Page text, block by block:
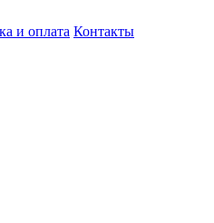
и оплата Контакты